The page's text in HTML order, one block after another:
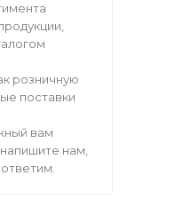
розничную
поставки
вам
нам,